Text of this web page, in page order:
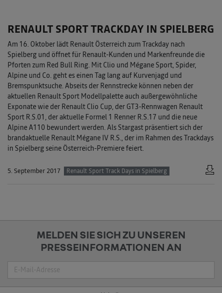
RENAULT SPORT TRACKDAY IN SPIELBERG
Am 16. Oktober lädt Renault Österreich zum Trackday nach
Spielberg und öffnet für Renault-Kunden und Markenfreunde die
Pforten zum Red Bull Ring. Mit Clio und Mégane Sport, Spider,
Alpine und Co. geht es einen Tag lang auf Kurvenjagd und
Bremspunktsuche. Abseits der Rennstrecke können neben der
aktuellen Renault Sport Modellpalette auch außergewöhnliche
Exponate wie der Renault Clio Cup, der GT3-Rennwagen Renault
Sport R.S.01, der aktuelle Formel 1 Renner R.S.17 und die neue
Alpine A110 bewundert werden. Als Stargast präsentiert sich der
brandaktuelle Renault Mégane IV R.S., der im Rahmen des Trackdays
in Spielberg seine Österreich-Premiere feiert.
5. September 2017 Renault Sport Track Days in Spielberg
MELDEN SIE SICH ZU UNSEREN
PRESSEINFORMATIONEN AN
Suche